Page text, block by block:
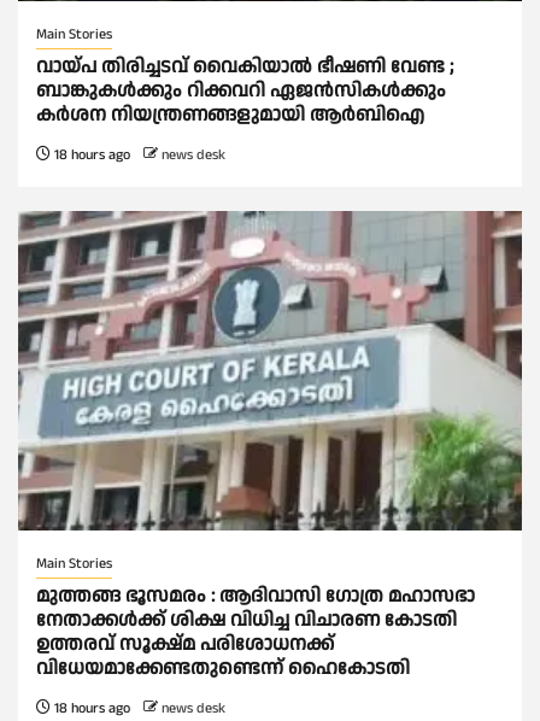
Main Stories
വായ്പ തിരിച്ചടവ് വൈകിയാല്‍ ഭീഷണി വേണ്ട ;
ബാങ്കുകള്‍ക്കും റിക്കവറി ഏജൻസികള്‍ക്കും
കര്‍ശന നിയന്ത്രണങ്ങളുമായി ആര്‍ബിഐ
18 hours ago news desk
Main Stories
മുത്തങ്ങ ഭൂസമരം : ആദിവാസി ഗോത്ര മഹാസഭാ
നേതാക്കള്‍ക്ക് ശിക്ഷ വിധിച്ച വിചാരണ കോടതി
ഉത്തരവ് സൂക്ഷ്മ പരിശോധനക്ക്
വിധേയമാക്കേണ്ടതുണ്ടെന്ന് ഹൈകോടതി
18 hours ago news desk